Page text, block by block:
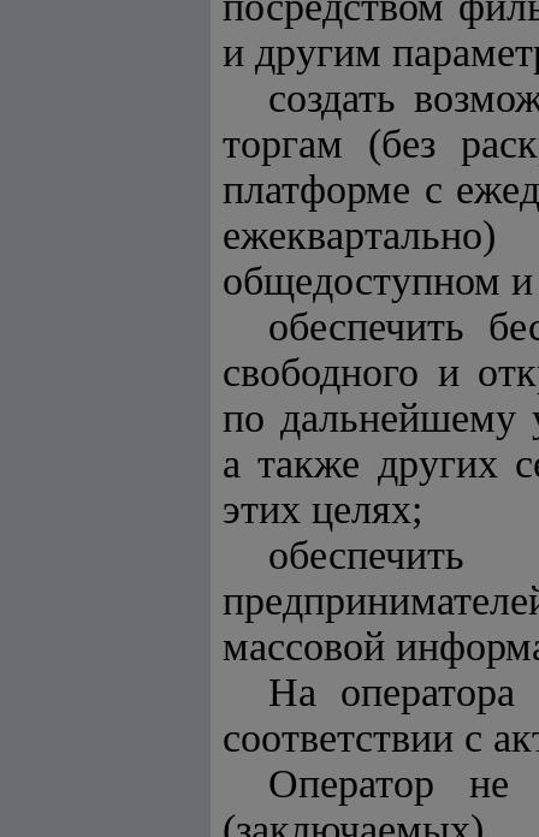
и другим
создать
торгам (без
платформе с
общедоступном
обеспечить
свободного и
по дальнейшему
а также других
этих целях;
массовой
На
соответствии с
Оператор не